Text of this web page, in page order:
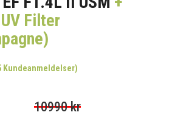
Filter
Kundeanmeldelser)
10990 kr